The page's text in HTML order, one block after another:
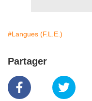
#Langues (F.L.E.)
Partager